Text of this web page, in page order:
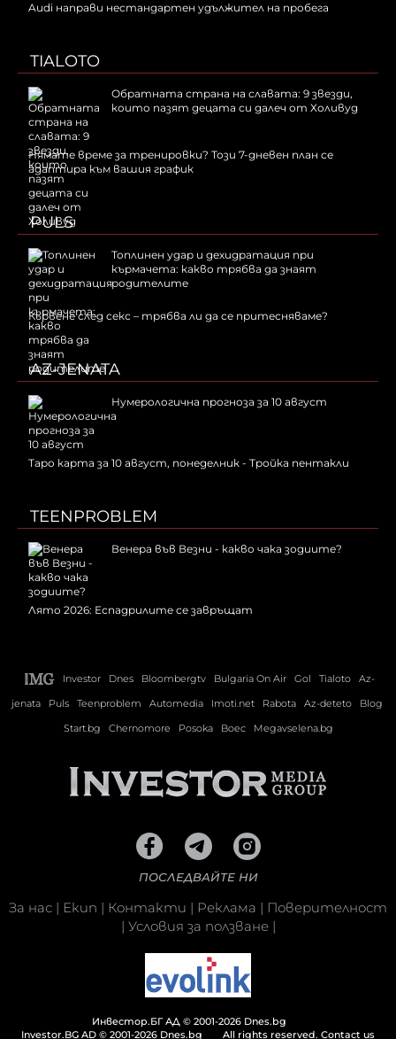
Audi направи нестандартен удължител на пробега
TIALOTO
Обратната страна на славата: 9 звезди,
които пазят децата си далеч от Холивуд
Нямате време за тренировки? Този 7-дневен план се
адаптира към вашия график
PULS
Топлинен удар и дехидратация при
кърмачета: какво трябва да знаят
родителите
Кървене след секс – трябва ли да се притесняваме?
AZ-JENATA
Нумерологична прогноза за 10 август
Таро карта за 10 август, понеделник - Тройка пентакли
TEENPROBLEM
Венера във Везни - какво чака зодиите?
Лято 2026: Еспадрилите се завръщат
Investor Dnes Bloombergtv Bulgaria On Air Gol Tialoto
Az-
jenata
Puls Teenproblem Automedia Imoti.net Rabota Az-deteto
Blog
Start.bg
Chernomore Posoka Boec Megavselena.bg
ПОСЛЕДВАЙТЕ НИ
За нас | Екип | Контакти | Реклама | Поверителност
| Условия за ползване|
Инвестор.БГ АД © 2001-2026 Dnes.bg
Investor.BG AD © 2001-2026 Dnes.bg
All rights reserved. Contact us